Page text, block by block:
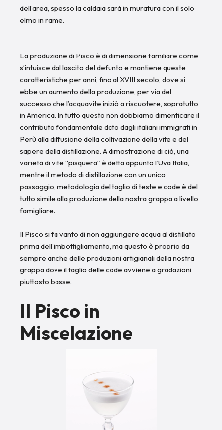
dell’area, spesso la caldaia sarà in muratura con il solo
elmo in rame.
La produzione di Pisco è di dimensione familiare come
s’intuisce dal lascito del defunto e mantiene queste
caratteristiche per anni, fino al XVIII secolo, dove si
ebbe un aumento della produzione, per via del
successo che l’acquavite iniziò a riscuotere, sopratutto
in America. In tutto questo non dobbiamo dimenticare il
contributo fondamentale dato dagli italiani immigrati in
Perù alla diffusione della coltivazione della vite e del
sapere della distillazione. A dimostrazione di ciò, una
varietà di vite “pisquera” è detta appunto l’Uva Italia,
mentre il metodo di distillazione con un unico
passaggio, metodologia del taglio di teste e code è del
tutto simile alla produzione della nostra grappa a livello
famigliare.
Il Pisco si fa vanto di non aggiungere acqua al distillato
prima dell’imbottigliamento, ma questo è proprio da
sempre anche delle produzioni artigianali della nostra
grappa dove il taglio delle code avviene a gradazioni
piuttosto basse.
Il Pisco in
Miscelazione